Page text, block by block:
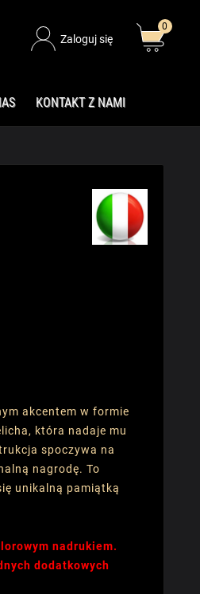
Zaloguj się
0
KONTAKT Z NAMI
akcentem w formie
która nadaje mu
spoczywa na
nagrodę. To
unikalną pamiątką
nadrukiem.
dodatkowych